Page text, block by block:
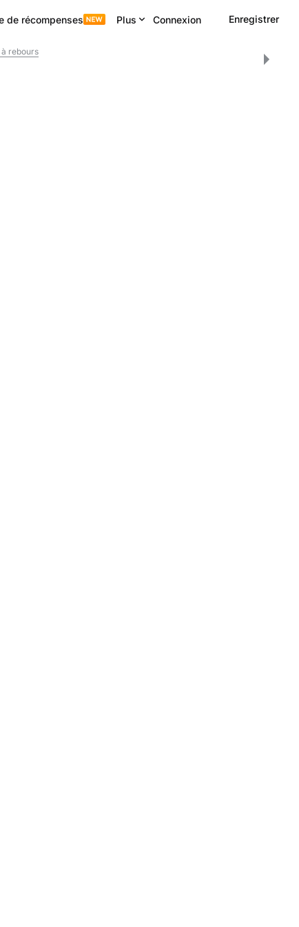
de récompenses Plus Connexion Enregistrer
rebours